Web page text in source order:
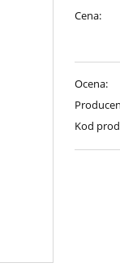
Cena:
Ocena:
Kod